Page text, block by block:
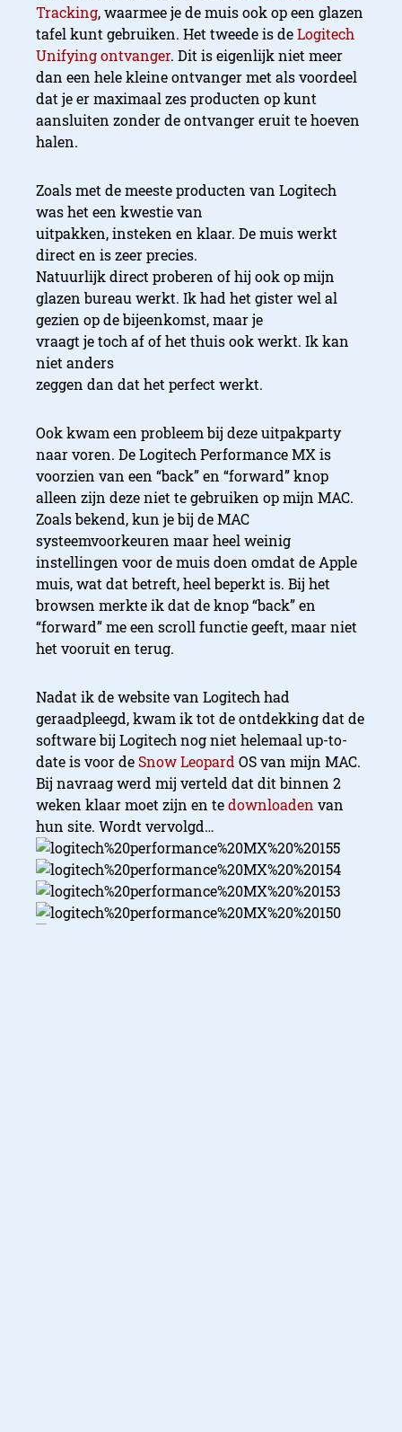
Tracking, waarmee je de muis ook op een glazen
tafel kunt gebruiken. Het tweede is deLogitech
Unifying ontvanger. Dit is eigenlijk niet meer
dan een hele kleine ontvanger met als voordeel
dat je er maximaal zes producten op kunt
aansluiten zonder de ontvanger eruit te hoeven
halen.
Zoals met de meeste producten van Logitech
was het een kwestie van
uitpakken, insteken en klaar. De muis werkt
direct en is zeer precies.
Natuurlijk direct proberen of hij ook op mijn
glazen bureau werkt. Ik had het gister wel al
gezien op de bijeenkomst, maar je
vraagt je toch af of het thuis ook werkt. Ik kan
niet anders
zeggen dan dat het perfect werkt.
Ook kwam een probleem bij deze uitpakparty
naar voren. De Logitech Performance MX is
voorzien van een “back” en “forward” knop
alleen zijn deze niet te gebruiken op mijn MAC.
Zoals bekend, kun je bij de MAC
systeemvoorkeuren maar heel weinig
instellingen voor de muis doen omdat de Apple
muis, wat dat betreft, heel beperkt is. Bij het
browsen merkte ik dat de knop “back” en
“forward” me een scroll functie geeft, maar niet
het vooruit en terug.
Nadat ik de website van Logitech had
geraadpleegd, kwam ik tot de ontdekking dat de
software bij Logitech nog niet helemaal up-to-
date is voor deSnow Leopard OS van mijn MAC.
Bij navraag werd mij verteld dat dit binnen 2
weken klaar moet zijn en tedownloaden van
hun site. Wordt vervolgd…